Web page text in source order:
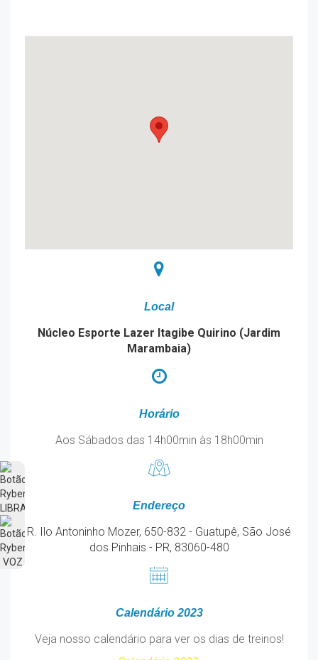
Local
Núcleo Esporte Lazer Itagibe Quirino (Jardim
Marambaia)
Horário
Aos Sábados das 14h00min às 18h00min
Endereço
R. Ilo Antoninho Mozer, 650-832 - Guatupê, São José
dos Pinhais - PR, 83060-480
Calendário 2023
Veja nosso calendário para ver os dias de treinos!